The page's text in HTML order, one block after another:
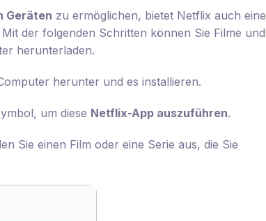
Geräten zu ermöglichen, bietet Netflix auch eine
der folgenden Schritten können Sie Filme und
herunterladen.
herunter und es installieren.
um diese Netflix-App auszuführen.
Sie einen Film oder eine Serie aus, die Sie